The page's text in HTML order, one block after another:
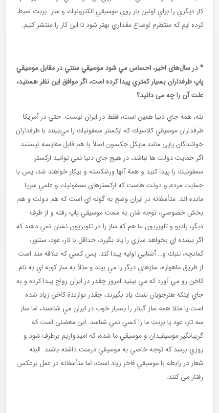
كار ديگري را براي اولين بار روي موسيقي الكترونيك و ساز بربت ضبط
كرده ايم كه منتظرم اوضاع مقداري بهتر شود تا اين كار را منتشر كنيم.
* در سال‌های اخیر، احساس مي شود موسيقي سنتي در مقابل موسيقي
پاپ طرفداران بسیار كمتري پیدا کرده است، اگر موافق این نظر هستید،
علت آن را چه می دانید؟
بله، همه جاي دنيا همين است، فقط در ايران نيست. حتي در آمريكا
طرفداران موسيقي كلاسيك كه اركستر سمفونيك را مي‌بينند با طرفداران
خوانندگان پاپی مانند مايكل جكسون اصلاً با هم قابل مقايسه نيستند.
اگر حمايت دولت ها نباشد، در هيچ جاي دنيا نمي توانيد اركستر
سمفونيك را پيدا كنيد و همة آنها ورشكسته و بيكار خواهند شد، پس با
حمايت مردم و دولت هاست كه اركسترهاي سمفونيك و علمي سرپا
مانده اند. متأسفانه در ايران وضع به گونه اي است كه هم دولت و هم
بخش خصوصي، توجه شان به سمت موسيقي پاپ رفته و از طرف
ديگر، راديو و تلويزيون ما هم كه ساز را در تلويزيون نشان نمي دهند كه
اگر بیننده اي بخواهد سازي را ياد بگيرد، حداقل با تار، عود، سنتور،
كمانچه، تنبك و… آشنايي اولیه پيدا كند. پس كسي كه علاقه مند است
از طريق ماهواره، سازهاي ديگر را مي بيند و مثلاً به ساز كوبه اي به نام
كاخن رو مي آورد كه مي بينيد امروز چقدر در ايران رواج پيدا كرده و به
جاي اينكه هنرجویان تنبك ياد بگيرند، چقدر نوازندة كاخن زياد شده
است يا مثلا همه ساز گيتار را بسیار خوب در ايران مي شناسند، اما ساز
سه تار، عود يا بربتِ ما را كسي نمي شناسد. اين معضلی است كه
گريبانگير موسيقيدان و موسيقي ما شده؛ كه اميدواريم برطرف شود و
روزي برسد كه توجه خاصي به موسيقي درست داشته باشند. البته
شعار در رابطه با موسيقي فاخر زياد است، اما متأسفانه در عمل برعكس
رفتار می کنند.